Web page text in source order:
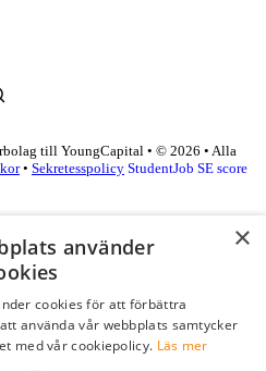
till YoungCapital • © 2026 • Alla
• Sekretesspolicy StudentJob SE score
×
använder
cookies för att förbättra
använda vår webbplats samtycker
med vår cookiepolicy. Läs mer